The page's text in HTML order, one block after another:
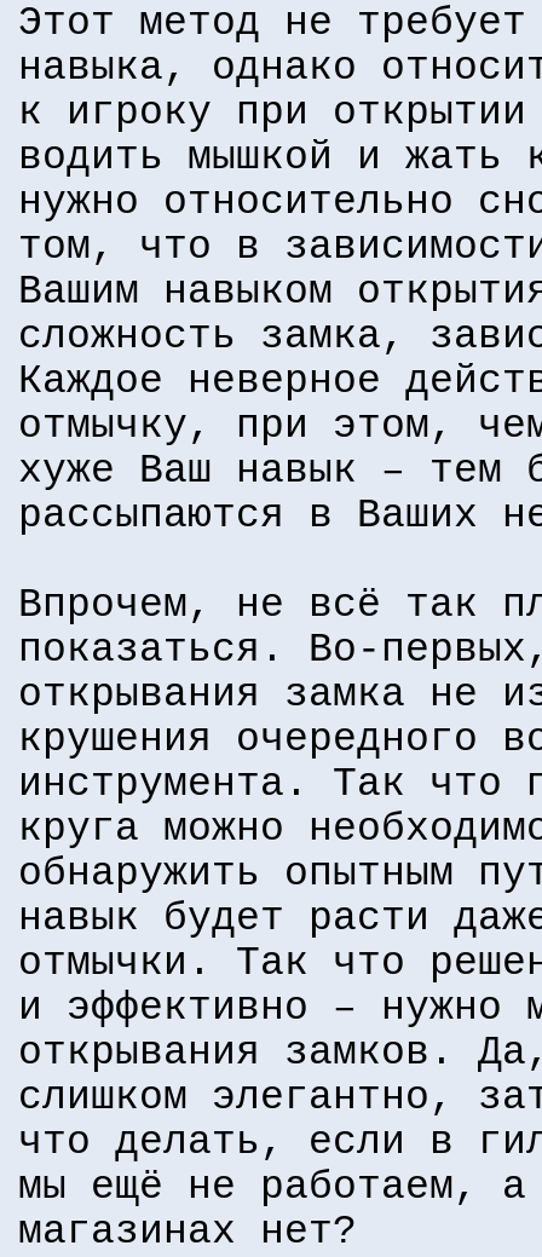
Этот метод не
навыка, однако
к игроку при
водить мышкой и жать
нужно относительно
том, что в
Вашим навыком
сложность замка,
Каждое неверное
отмычку, при этом,
хуже Ваш навык – тем
рассыпаются в Ваших
Впрочем, не всё так
показаться. Во-
открывания замка не
крушения очередного
инструмента. Так что
круга можно
обнаружить опытным
навык будет расти
отмычки. Так что
и эффективно – нужно
открывания замков.
слишком элегантно,
что делать, если в
мы ещё не работаем, а
магазинах нет?